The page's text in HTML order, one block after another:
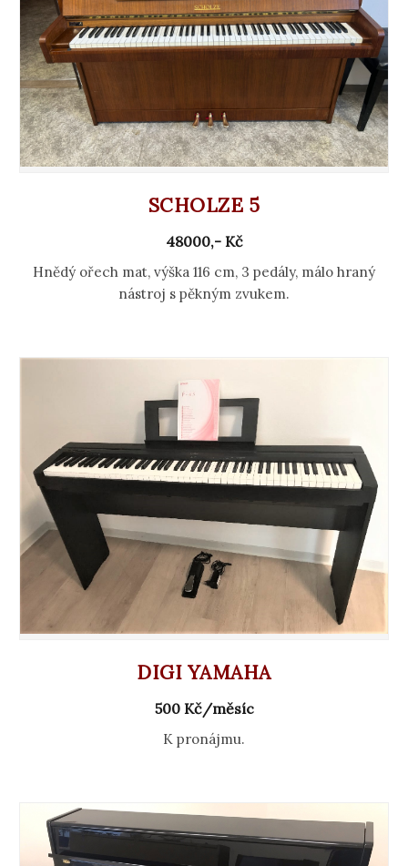
SCHOLZE 5
48000,- Kč
Hnědý ořech mat, výška 116 cm, 3 pedály, málo hraný
nástroj s pěkným zvukem.
DIGI YAMAHA
500 Kč/měsíc
K pronájmu.